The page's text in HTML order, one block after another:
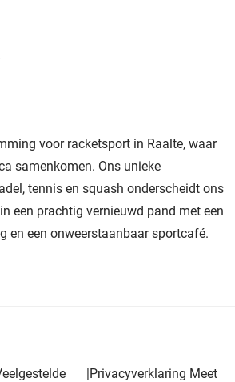
voor racketsport in Raalte, waar
samenkomen. Ons unieke
tennis en squash onderscheidt ons
een prachtig vernieuwd pand met een
en een onweerstaanbaar sportcafé.
|Privacyverklaring Meet